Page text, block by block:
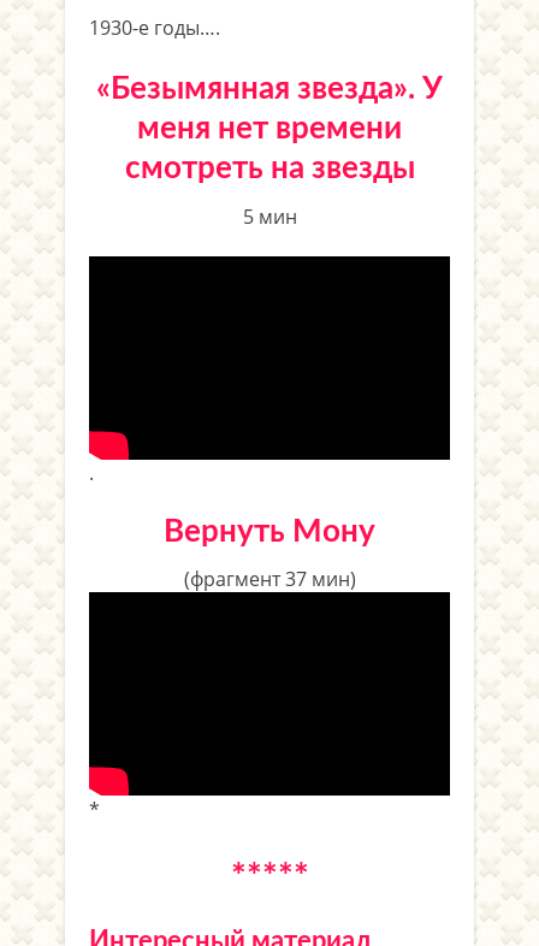
1930-е годы….
«Безымянная звезда». У
меня нет времени
смотреть на звезды
5 мин
.
Вернуть Мону
(фрагмент 37 мин)
*
*****
Интересный материал